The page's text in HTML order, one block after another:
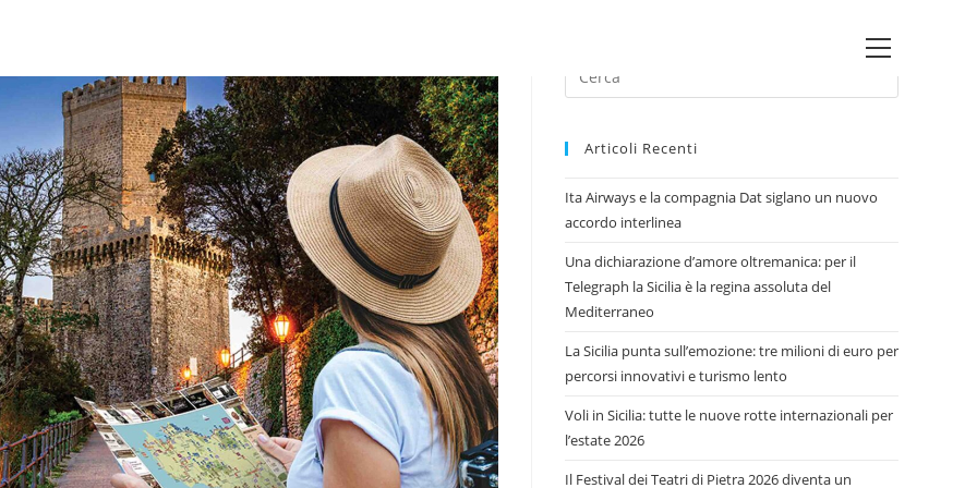
Main
Escape
Articoli Recenti
Ita Airways e la compagnia Dat siglano un nuovo
accordo interlinea
Una dichiarazione d’amore oltremanica: per il
Telegraph la Sicilia è la regina assoluta del
Mediterraneo
La Sicilia punta sull’emozione: tre milioni di euro per
percorsi innovativi e turismo lento
Voli in Sicilia: tutte le nuove rotte internazionali per
l’estate 2026
Il Festival dei Teatri di Pietra 2026 diventa un